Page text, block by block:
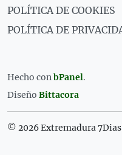
POLÍTICA DE COOKIES
POLÍTICA DE
Hecho conbPanel.
Diseño Bittacora
© 2026 Extremadura